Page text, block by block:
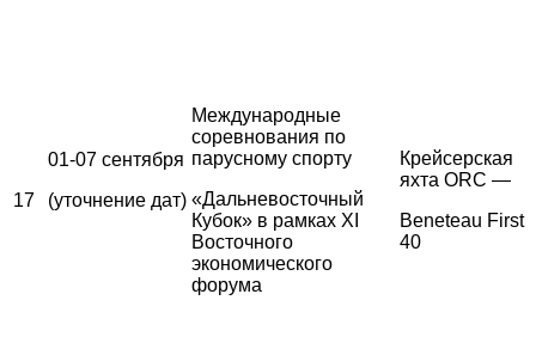
17
01-07 сентября
(уточнение дат)
Международные
соревнования по
парусному спорту
«Дальневосточный
Кубок» в рамках XI
Восточного
экономического
форума
Крейсерская
яхта ORC —
Beneteau First
40